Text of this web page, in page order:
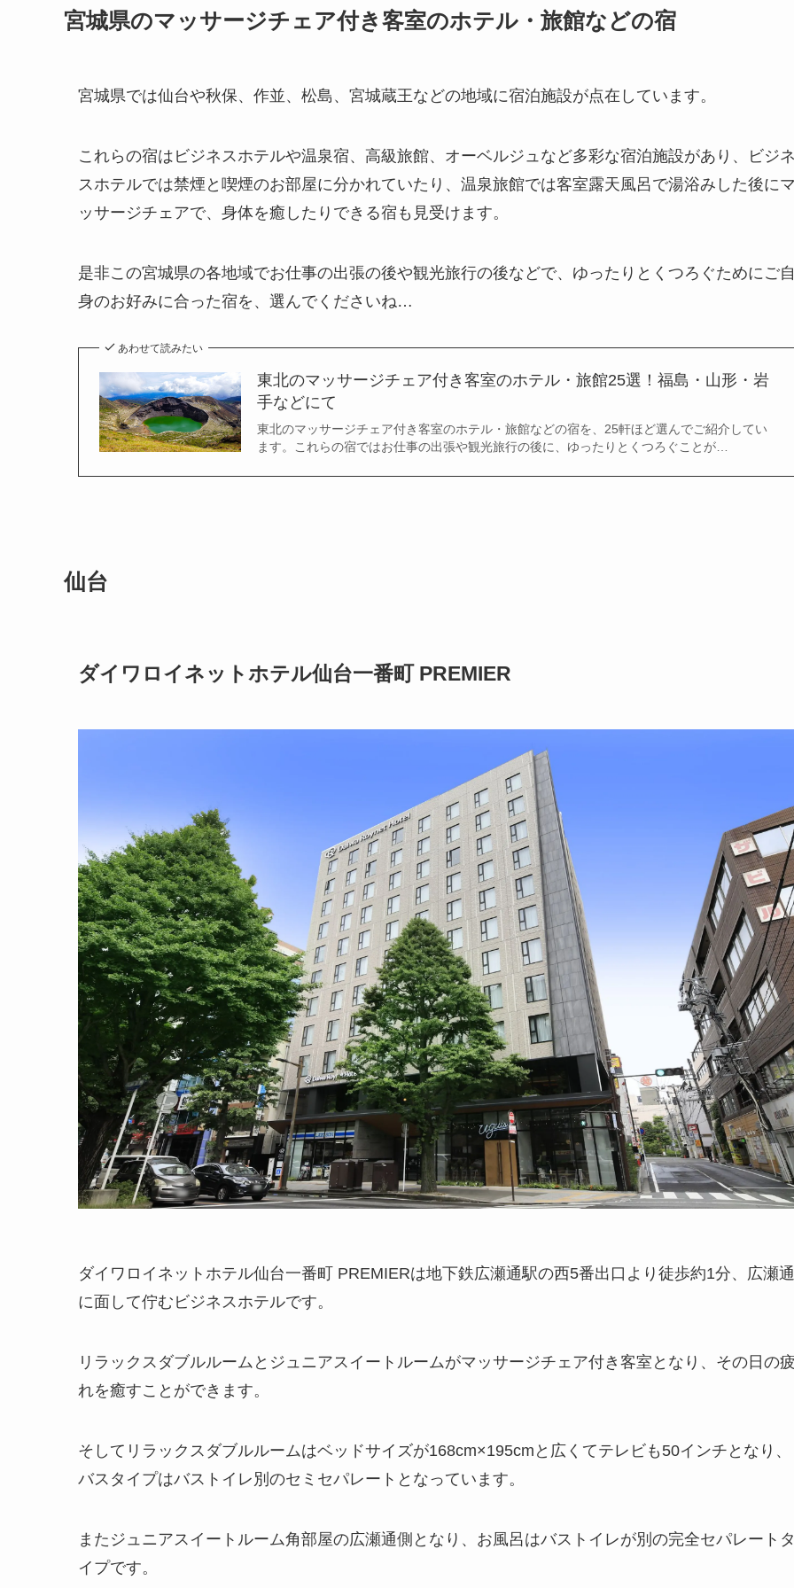
宮城県のマッサージチェア付き客室のホテル・旅館などの宿
宮城県では仙台や秋保、作並、松島、宮城蔵王などの地域に宿泊施設が点在しています。
これらの宿はビジネスホテルや温泉宿、高級旅館、オーベルジュなど多彩な宿泊施設があり、ビジネ
スホテルでは禁煙と喫煙のお部屋に分かれていたり、温泉旅館では客室露天風呂で湯浴みした後にマ
ッサージチェアで、身体を癒したりできる宿も見受けます。
是非この宮城県の各地域でお仕事の出張の後や観光旅行の後などで、ゆったりとくつろぐためにご自
身のお好みに合った宿を、選んでくださいね…
あわせて読みたい
東北のマッサージチェア付き客室のホテル・旅館25選！福島・山形・岩
手などにて
東北のマッサージチェア付き客室のホテル・旅館などの宿を、25軒ほど選んでご紹介してい
ます。これらの宿ではお仕事の出張や観光旅行の後に、ゆったりとくつろぐことが…
仙台
ダイワロイネットホテル仙台一番町 PREMIER
ダイワロイネットホテル仙台一番町 PREMIERは地下鉄広瀬通駅の西5番出口より徒歩約1分、広瀬通
に面して佇むビジネスホテルです。
リラックスダブルルームとジュニアスイートルームがマッサージチェア付き客室となり、その日の疲
れを癒すことができます。
そしてリラックスダブルルームはベッドサイズが168cm×195cmと広くてテレビも50インチとなり、
バスタイプはバストイレ別のセミセパレートとなっています。
またジュニアスイートルーム角部屋の広瀬通側となり、お風呂はバストイレが別の完全セパレートタ
イプです。